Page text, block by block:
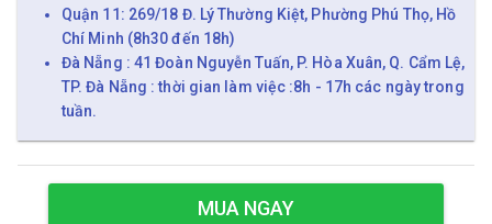
Quận 11: 269/18 Đ. Lý Thường Kiệt, Phường Phú Thọ, Hồ
Chí Minh (8h30 đến 18h)
Đà Nẵng : 41 Đoàn Nguyễn Tuấn, P. Hòa Xuân, Q. Cẩm Lệ,
TP. Đà Nẵng : thời gian làm việc :8h - 17h các ngày trong
tuần.
MUA NGAY